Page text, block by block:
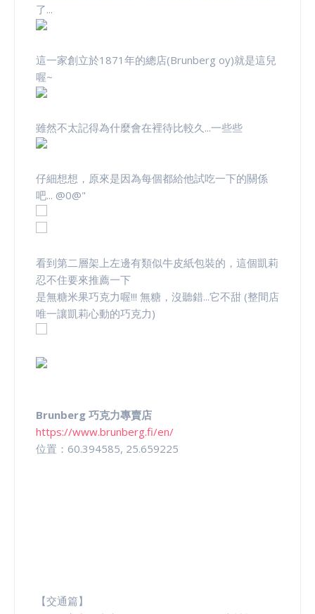
了...
這一家創立於1871年的總店(Brunberg oy)就是這兒
喔~
雖然不太記得為什麼會在裡待比較久...一些些
仔細想想，原來是因為每個都給他試吃一下的關係
吧... @0@"
看到第二層架上左邊有類似牛皮紙包裝的，這個凱莉
忍不住要來推薦一下
是無糖米果巧克力喔!!! 無糖，沒聽錯...它不甜 (整間店
唯一讓凱莉心動的巧克力)
Brunberg 巧克力專賣店
https://www.brunberg.fi/en/
位置：60.394585, 25.659225
【交通篇】